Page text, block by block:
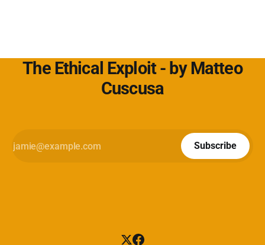
The Ethical Exploit - by Matteo
Cuscusa
Subscribe